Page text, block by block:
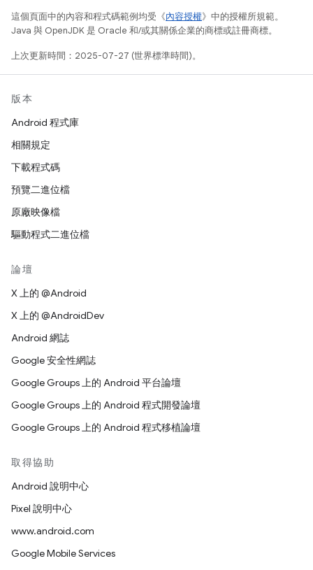
這個頁面中的內容和程式碼範例均受《內容授權》中的授權所規範。
Java 與 OpenJDK 是 Oracle 和/或其關係企業的商標或註冊商標。
上次更新時間：2025-07-27 (世界標準時間)。
版本
Android 程式庫
相關規定
下載程式碼
預覽二進位檔
原廠映像檔
驅動程式二進位檔
論壇
X 上的 @Android
X 上的 @AndroidDev
Android 網誌
Google 安全性網誌
Google Groups 上的 Android 平台論壇
Google Groups 上的 Android 程式開發論壇
Google Groups 上的 Android 程式移植論壇
取得協助
Android 說明中心
Pixel 說明中心
www.android.com
Google Mobile Services